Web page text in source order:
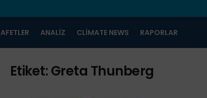
AFETLER ANALIZ CLIMATE NEWS RAPORLAR
Etiket:Greta Thunberg